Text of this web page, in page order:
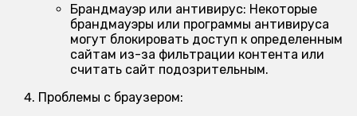
Брандмауэр или антивирус: Некоторые
брандмауэры или программы антивируса
могут блокировать доступ к определенным
сайтам из-за фильтрации контента или
считать сайт подозрительным.
Проблемы с браузером: